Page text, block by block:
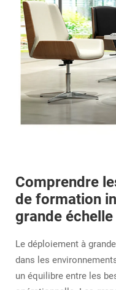
Comprendre
de formation
grande échelle
Le déploiement à
dans les
un équilibre entre les